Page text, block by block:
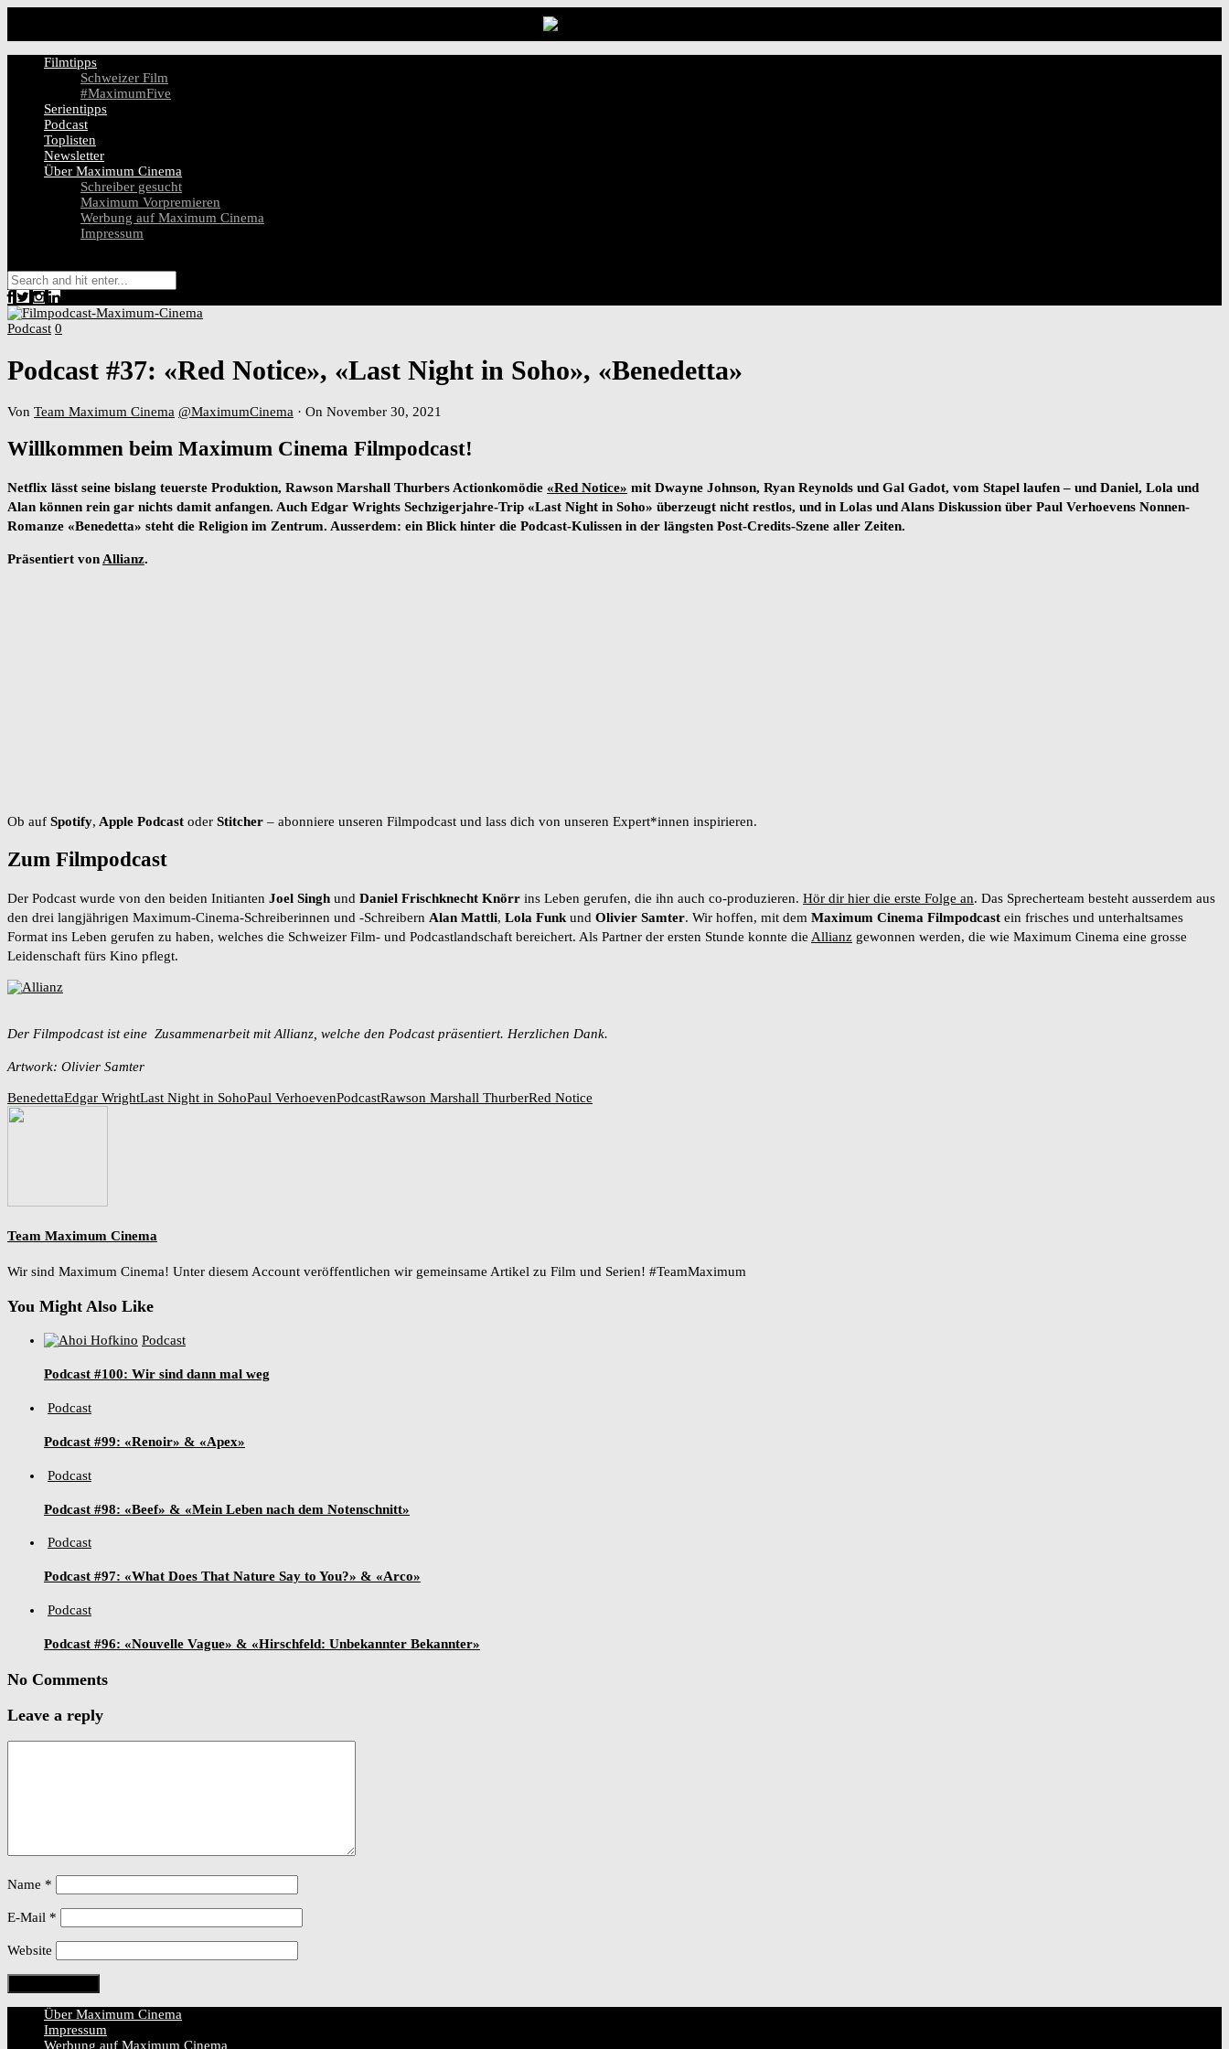
Filmtipps
Schweizer Film
#MaximumFive
Serientipps
Podcast
Toplisten
Newsletter
Über Maximum Cinema
Schreiber gesucht
Maximum Vorpremieren
Werbung auf Maximum Cinema
Impressum
Podcast 0
Podcast #37: «Red Notice», «Last Night in Soho», «Benedetta»
Von Team Maximum Cinema @MaximumCinema · On November 30, 2021
Willkommen beim Maximum Cinema Filmpodcast!
Netflix lässt seine bislang teuerste Produktion, Rawson Marshall Thurbers Actionkomödie «Red Notice» mit Dwayne Johnson, Ryan Reynolds und Gal Gadot, vom Stapel laufen – und Daniel, Lola und
Alan können rein gar nichts damit anfangen. Auch Edgar Wrights Sechzigerjahre-Trip «Last Night in Soho» überzeugt nicht restlos, und in Lolas und Alans Diskussion über Paul Verhoevens Nonnen-
Romanze «Benedetta» steht die Religion im Zentrum. Ausserdem: ein Blick hinter die Podcast-Kulissen in der längsten Post-Credits-Szene aller Zeiten.
Präsentiert von Allianz.
Ob auf Spotify, Apple Podcast oder Stitcher – abonniere unseren Filmpodcast und lass dich von unseren Expert*innen inspirieren.
Zum Filmpodcast
Der Podcast wurde von den beiden Initianten Joel Singh und Daniel Frischknecht Knörr ins Leben gerufen, die ihn auch co-produzieren. Hör dir hier die erste Folge an. Das Sprecherteam besteht ausserdem aus
den drei langjährigen Maximum-Cinema-Schreiberinnen und -Schreibern Alan Mattli, Lola Funk und Olivier Samter. Wir hoffen, mit dem Maximum Cinema Filmpodcast ein frisches und unterhaltsames
Format ins Leben gerufen zu haben, welches die Schweizer Film- und Podcastlandschaft bereichert. Als Partner der ersten Stunde konnte die Allianz gewonnen werden, die wie Maximum Cinema eine grosse
Leidenschaft fürs Kino pflegt.
Der Filmpodcast ist eine Zusammenarbeit mit Allianz, welche den Podcast präsentiert. Herzlichen Dank.
Artwork: Olivier Samter
BenedettaEdgar WrightLast Night in SohoPaul VerhoevenPodcastRawson Marshall ThurberRed Notice
Team Maximum Cinema
Wir sind Maximum Cinema! Unter diesem Account veröffentlichen wir gemeinsame Artikel zu Film und Serien! #TeamMaximum
You Might Also Like
Podcast
Podcast #100: Wir sind dann mal weg
Podcast
Podcast #99: «Renoir» & «Apex»
Podcast
Podcast #98: «Beef» & «Mein Leben nach dem Notenschnitt»
Podcast
Podcast #97: «What Does That Nature Say to You?» & «Arco»
Podcast
Podcast #96: «Nouvelle Vague» & «Hirschfeld: Unbekannter Bekannter»
No Comments
Leave a reply
Name *
E-Mail *
Website
Über Maximum Cinema
Impressum
Werbung auf Maximum Cinema